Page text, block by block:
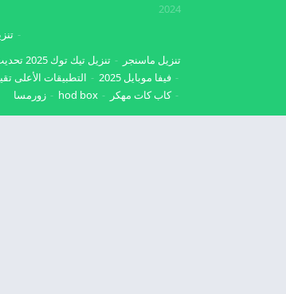
2024
تنزيل ماسنجر تنزيل تيك توك 2025
تحديث
فيفا موبايل 2025
التطبيقات الأعلى
كاب كات مهكر
hod box زورمسا